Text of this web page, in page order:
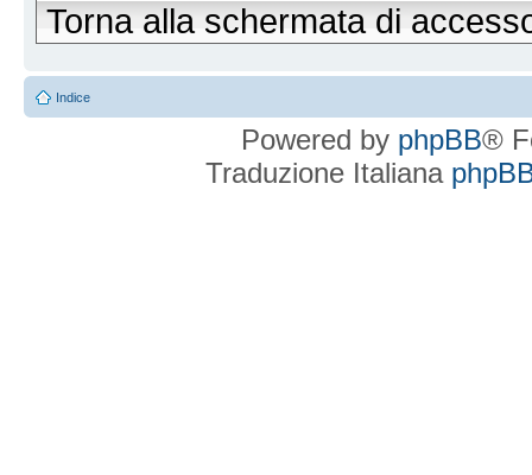
Torna alla schermata di
Indice
Powered by phpBB®
Traduzione Italiana